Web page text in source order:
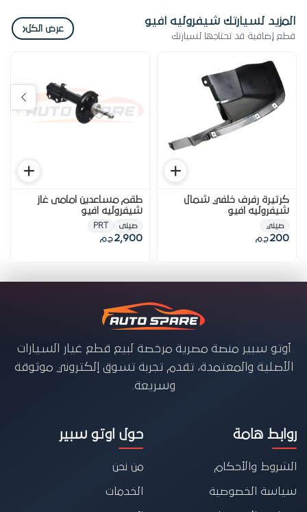
المزيد لسيارتك شيفروليه افيو
قطع إضافية قد تحتاجها لسيارتك
عرض الكل‹
كرتيرة رفرف خلفي شمال
شيفروليه افيو
صيني
200 ج.م
طقم مساعدين امامى غاز
شيفروليه افيو
صينى PRT
2,900 ج.م
أوتو سبير منصة مصرية مرخصة لبيع قطع غيار السيارات
الأصلية والمعتمدة، تقدم تجربة تسوق إلكتروني موثوقة
وسريعة.
روابط هامة
الشروط والأحكام
سياسة الخصوصية
حول اوتو سبير
من نحن
الخدمات